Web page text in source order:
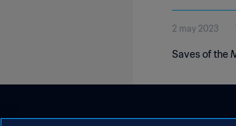
2 may 2023
Saves of the